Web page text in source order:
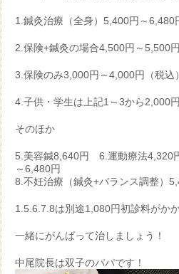
1.鍼灸治療（全身）5,400円～6,480
2.保険+鍼灸の場合4,500円～5,500円
3.保険のみ3,000円～4,000円（税込）
4.子供・学生は上記1～3から2,000
そのほか
5.美容鍼8,640円 6.運動療法4,320
～6,480円
8.不妊治療（鍼灸+バランス調整）
1.5.6.7.8は別途1,080円初診料がかか
一緒にがんばって治しましょう！
中尾院長は双子のパパです！